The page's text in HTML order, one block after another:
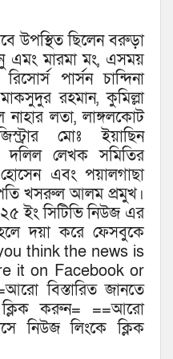
উপস্থিত ছিলেন বরুড়া
এমং মারমা মং, এসময়
পার্সন চান্দিনা
রহমান, কুমিল্লা
নাহার লতা, লাঙ্গলকোট
মোঃ ইয়াছিন
দলিল লেখক সমিতির
এবং পয়ালগাছা
খসরুল আলম প্রমুখ।
ইং সিটিভি নিউজ এর
দয়া করে ফেসবুকে
think the news is
it on Facebook or
বিস্তারিত জানতে
ক্লিক করুন= ==আরো
নিউজ লিংকে ক্লিক